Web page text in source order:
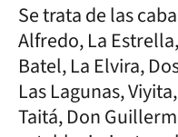
Se trata de las
Alfredo, La
Batel, La Elvira,
Las Lagunas,
Taitá, Don